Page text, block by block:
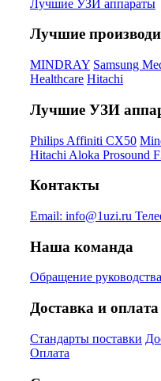
Лучшие УЗИ аппараты
Лучшие
MINDRAY Samsung
Healthcare Hitachi
Лучшие УЗИ
Philips Affiniti CX50
Hitachi Aloka Prosound
Контакты
Email: info@1uzi.ru
Наша команда
Обращение руководства
Доставка и оплата
Стандарты поставки
Оплата